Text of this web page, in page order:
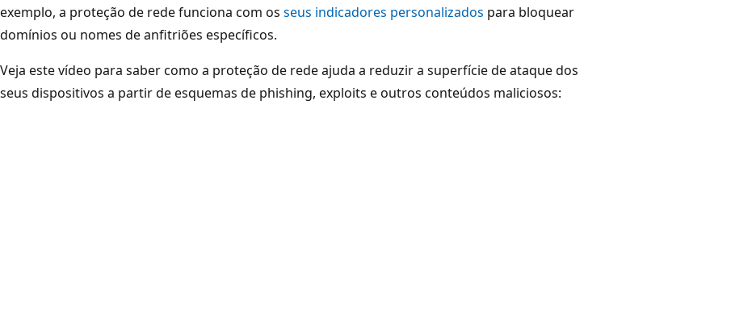
exemplo, a proteção de rede funciona com os seus indicadores personalizados para bloquear
domínios ou nomes de anfitriões específicos.
Veja este vídeo para saber como a proteção de rede ajuda a reduzir a superfície de ataque dos
seus dispositivos a partir de esquemas de phishing, exploits e outros conteúdos maliciosos: